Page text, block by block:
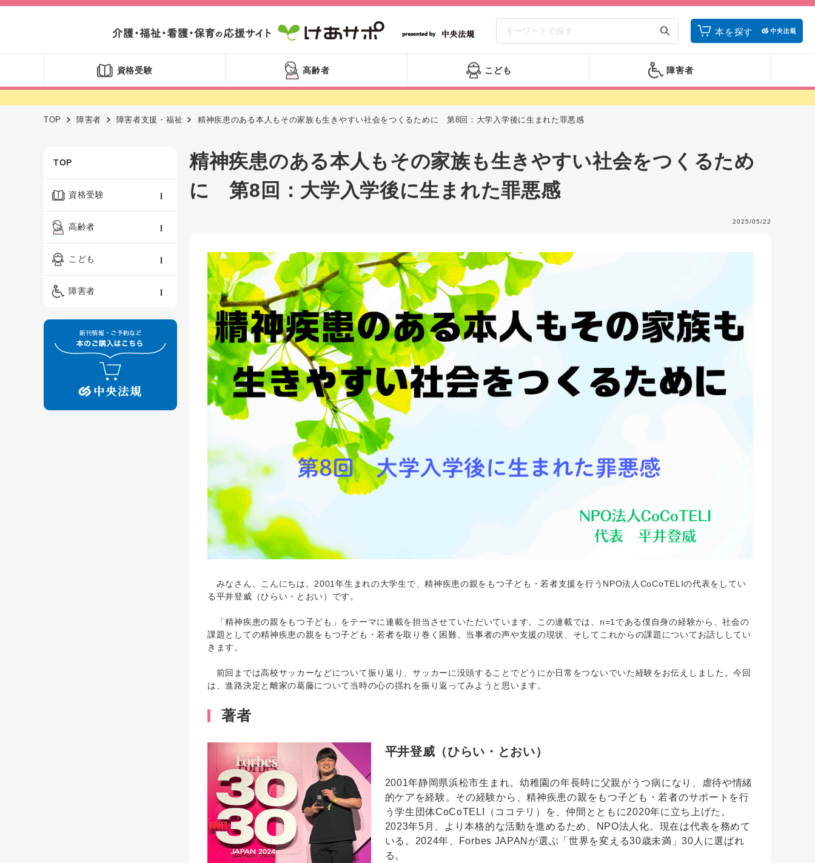
本を探す
資格受験 高齢者 こども 障害者
TOP 障害者 障害者支援・福祉 精神疾患のある本人もその家族も生きやすい社会をつくるために 第8回：大学入学後に生まれた罪悪感
TOP
資格受験
ケアマネジャー
精神保健福祉士
保育士
高齢者
認知症ケア・介護技術
ーシャルワーク
看護
制度
こども
保育・教育／発達障害
障害者
障害者支援・福祉
精神疾患のある本人もその家族も生きやすい社会をつくるため
に 第8回：大学入学後に生まれた罪悪感
2025/05/22
みなさん、こんにちは。2001年生まれの大学生で、精神疾患の親をもつ子ども・若者支援を行うNPO法人CoCoTELIの代表をしてい
る平井登威（ひらい・とおい）です。
「精神疾患の親をもつ子ども」をテーマに連載を担当させていただいています。この連載では、n=1である僕自身の経験から、社会の
課題としての精神疾患の親をもつ子ども・若者を取り巻く困難、当事者の声や支援の現状、そしてこれからの課題についてお話ししてい
きます。
前回までは高校サッカーなどについて振り返り、サッカーに没頭することでどうにか日常をつないでいた経験をお伝えしました。今回
は、進路決定と離家の葛藤について当時の心の揺れを振り返ってみようと思います。
著者
平井登威（ひらい・とおい）
2001年静岡県浜松市生まれ。幼稚園の年長時に父親がうつ病になり、虐待や情緒
的ケアを経験。その経験から、精神疾患の親をもつ子ども・若者のサポートを行
う学生団体CoCoTELI（ココテリ）を、仲間とともに2020年に立ち上げた。
2023年5月、より本格的な活動を進めるため、NPO法人化。現在は代表を務めて
いる。2024年、Forbes JAPANが選ぶ「世界を変える30歳未満」30人に選ばれ
る。